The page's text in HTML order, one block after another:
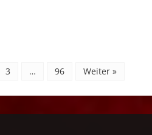
3 … 96 Weiter »